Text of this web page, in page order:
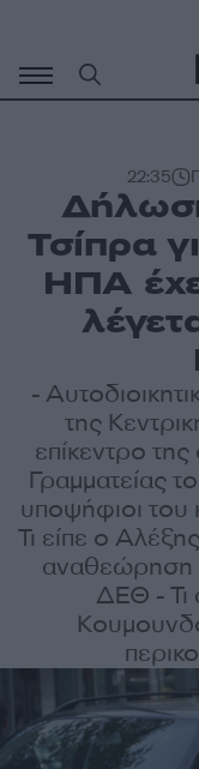
περιεχόμενο
22:35
Τσίπρα
ΗΠΑ
-
της
επίκεντρο
Γραμματείας
υποψήφιοι του
Τι είπε ο
αναθεώρηση
ΔΕΘ - Τι